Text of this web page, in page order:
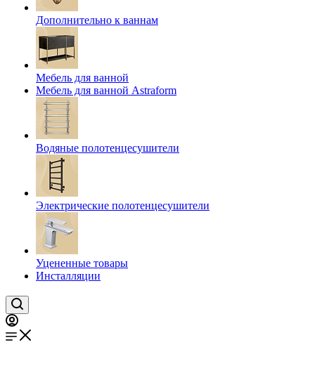
Дополнительно к ваннам
Мебель для ванной
Мебель для ванной Astraform
Водяные полотенцесушители
Электрические полотенцесушители
Уцененные товары
Инсталляции